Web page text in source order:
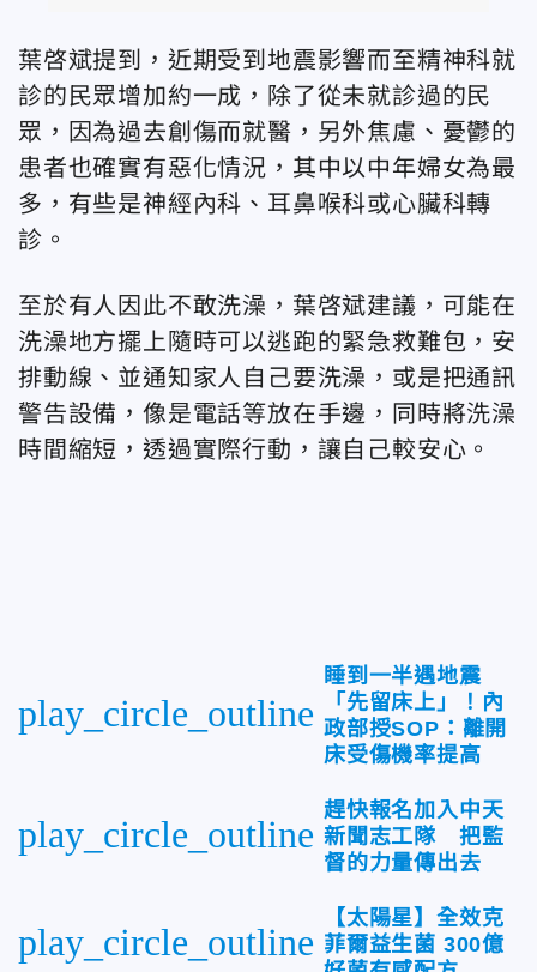
葉啓斌提到，近期受到地震影響而至精神科就
診的民眾增加約一成，除了從未就診過的民
眾，因為過去創傷而就醫，另外焦慮、憂鬱的
患者也確實有惡化情況，其中以中年婦女為最
多，有些是神經內科、耳鼻喉科或心臟科轉
診。
至於有人因此不敢洗澡，葉啓斌建議，可能在
洗澡地方擺上隨時可以逃跑的緊急救難包，安
排動線、並通知家人自己要洗澡，或是把通訊
警告設備，像是電話等放在手邊，同時將洗澡
時間縮短，透過實際行動，讓自己較安心。
play_circle_outline
睡到一半遇地震
「先留床上」！內
政部授SOP：離開
床受傷機率提高
play_circle_outline
趕快報名加入中天
新聞志工隊 把監
督的力量傳出去
play_circle_outline
【太陽星】全效克
菲爾益生菌 300億